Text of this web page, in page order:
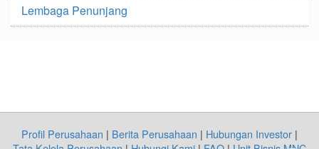
Lembaga Penunjang
Profil Perusahaan | Berita Perusahaan | Hubungan Investor |